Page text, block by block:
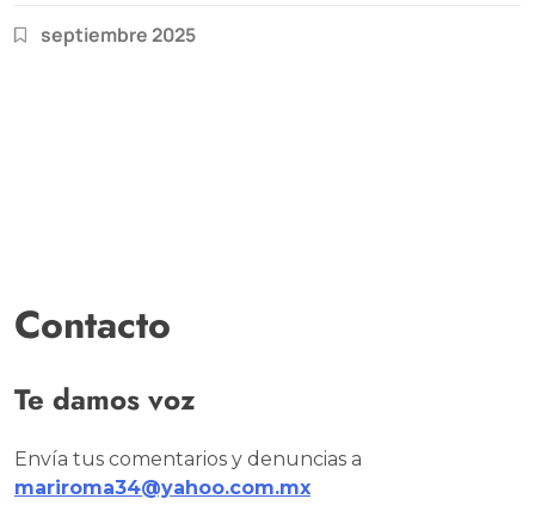
septiembre 2025
Contacto
Te damos voz
Envía tus comentarios y denuncias a
mariroma34@yahoo.com.mx